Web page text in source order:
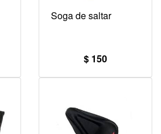
Soga de saltar
$ 150